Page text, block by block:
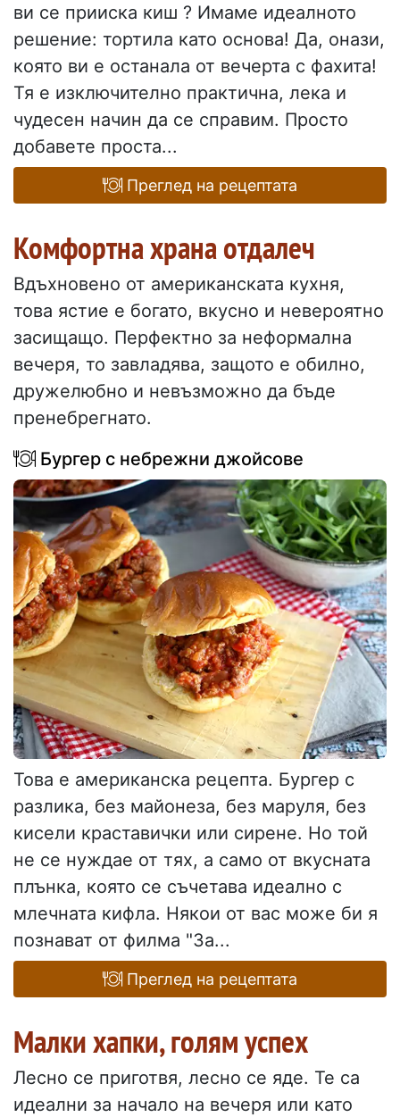
ви се прииска киш ? Имаме идеалното
решение: тортила като основа! Да, онази,
която ви е останала от вечерта с фахита!
Тя е изключително практична, лека и
чудесен начин да се справим. Просто
добавете проста...
Преглед на рецептата
Комфортна храна отдалеч
Вдъхновено от американската кухня,
това ястие е богато, вкусно и невероятно
засищащо. Перфектно за неформална
вечеря, то завладява, защото е обилно,
дружелюбно и невъзможно да бъде
пренебрегнато.
Бургер с небрежни джойсове
Това е американска рецепта. Бургер с
разлика, без майонеза, без маруля, без
кисели краставички или сирене. Но той
не се нуждае от тях, а само от вкусната
плънка, която се съчетава идеално с
млечната кифла. Някои от вас може би я
познават от филма "За...
Преглед на рецептата
Малки хапки, голям успех
Лесно се приготвя, лесно се яде. Те са
идеални за начало на вечеря или като